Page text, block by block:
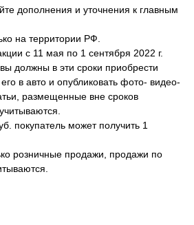
дополнения и уточнения к главным
на территории РФ.
с 11 мая по 1 сентября 2022 г.
должны в эти сроки приобрести
в авто и опубликовать фото- видео-
размещенные вне сроков
покупатель может получить 1
розничные продажи, продажи по